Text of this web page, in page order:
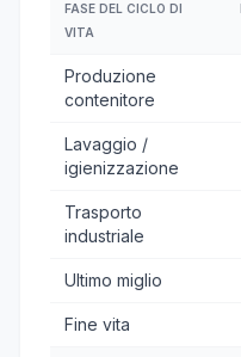
FASE DEL CICLO DI
VITA
Produzione
contenitore
Lavaggio /
igienizzazione
Trasporto
industriale
Ultimo miglio
Fine vita